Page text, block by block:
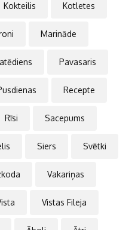
Kokteilis Kotletes
Marināde
Pavasaris
Recepte
Rīsi Sacepums
Siers Svētki
Vakariņas
Vistas Fileja